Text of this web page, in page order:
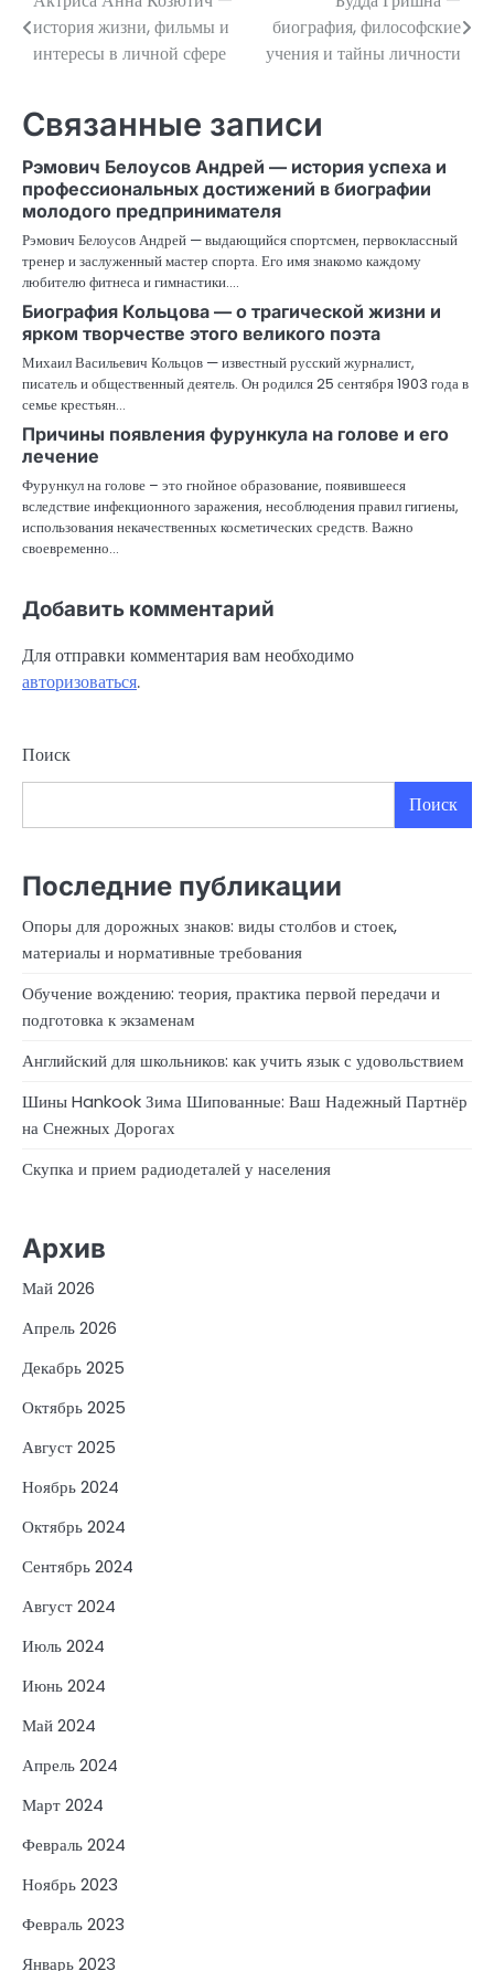
по
история жизни, фильмы и
интересы в личной сфере
биография, философские
учения и тайны личности
Связанные записи
Рэмович Белоусов Андрей — история успеха и
профессиональных достижений в биографии
молодого предпринимателя
Рэмович Белоусов Андрей — выдающийся спортсмен, первоклассный
тренер и заслуженный мастер спорта. Его имя знакомо каждому
любителю фитнеса и гимнастики.…
Биография Кольцова — о трагической жизни и
ярком творчестве этого великого поэта
Михаил Васильевич Кольцов — известный русский журналист,
писатель и общественный деятель. Он родился 25 сентября 1903 года в
семье крестьян…
Причины появления фурункула на голове и его
лечение
Фурункул на голове – это гнойное образование, появившееся
вследствие инфекционного заражения, несоблюдения правил гигиены,
использования некачественных косметических средств. Важно
своевременно…
Добавить комментарий
Для отправки комментария вам необходимо
авторизоваться.
Поиск
Поиск
Последние публикации
Опоры для дорожных знаков: виды столбов и стоек,
материалы и нормативные требования
Обучение вождению: теория, практика первой передачи и
подготовка к экзаменам
Английский для школьников: как учить язык с удовольствием
Шины Hankook Зима Шипованные: Ваш Надежный Партнёр
на Снежных Дорогах
Скупка и прием радиодеталей у населения
Архив
Май 2026
Апрель 2026
Декабрь 2025
Октябрь 2025
Август 2025
Ноябрь 2024
Октябрь 2024
Сентябрь 2024
Август 2024
Июль 2024
Июнь 2024
Май 2024
Апрель 2024
Март 2024
Февраль 2024
Ноябрь 2023
Февраль 2023
Январь 2023